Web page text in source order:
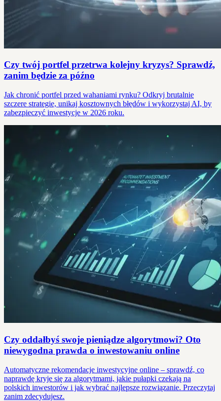
Czy twój portfel przetrwa kolejny kryzys? Sprawdź,
zanim będzie za późno
Jak chronić portfel przed wahaniami rynku? Odkryj brutalnie
szczere strategie, unikaj kosztownych błędów i wykorzystaj AI, by
zabezpieczyć inwestycje w 2026 roku.
Czy oddałbyś swoje pieniądze algorytmowi? Oto
niewygodna prawda o inwestowaniu online
Automatyczne rekomendacje inwestycyjne online – sprawdź, co
naprawdę kryje się za algorytmami, jakie pułapki czekają na
polskich inwestorów i jak wybrać najlepsze rozwiązanie. Przeczytaj
zanim zdecydujesz.